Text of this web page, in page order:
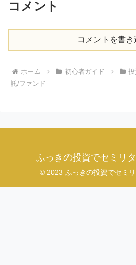
コメント
コメントを書き
ホーム 初心者ガイド
託/ファンド
ふっきの投資でセミリ
© 2023 ふっきの投資でセミ